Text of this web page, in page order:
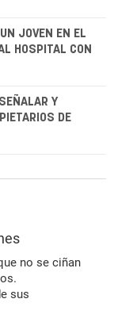
JOVEN EN EL
HOSPITAL CON
Y
DE
no se ciñan
sus